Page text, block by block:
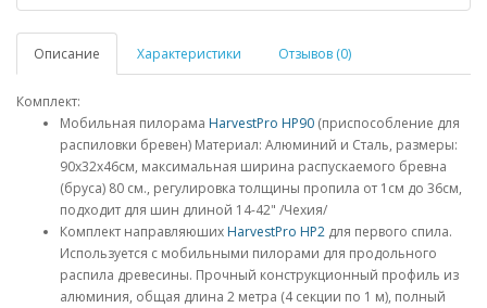
Описание Характеристики Отзывов (0)
Комплект:
Мобильная пилорама HarvestPro HP90 (приспособление для
распиловки бревен) Материал: Алюминий и Сталь, размеры:
90x32x46см, максимальная ширина распускаемого бревна
(бруса) 80 см., регулировка толщины пропила от 1см до 36см,
подходит для шин длиной 14-42" /Чехия/
Комплект направляюших HarvestPro HP2 для первого спила.
Используется с мобильными пилорами для продольного
распила древесины. Прочный конструкционный профиль из
алюминия, общая длина 2 метра (4 секции по 1 м), полный